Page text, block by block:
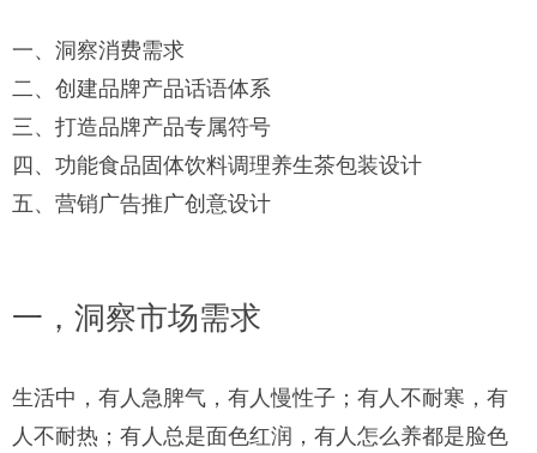
一、洞察消费需求
二、创建品牌产品话语体系
三、打造品牌产品专属符号
四、功能食品固体饮料调理养生茶包装设计
五、营销广告推广创意设计
一，洞察市场需求
生活中，有人急脾气，有人慢性子；有人不耐寒，有
人不耐热；有人总是面色红润，有人怎么养都是脸色